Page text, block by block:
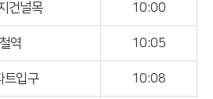
건널목 10:00
역 10:05
트입구 10:08